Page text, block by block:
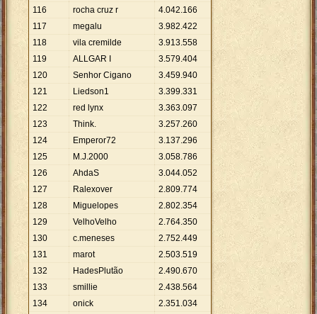
116
rocha cruz r 4.042.166
117
megalu 3.982.422
118
vila cremilde 3.913.558
119
ALLGAR I 3.579.404
120
Senhor Cigano 3.459.940
121
Liedson1 3.399.331
122
red lynx 3.363.097
123
Think. 3.257.260
124
Emperor72 3.137.296
125
M.J.2000 3.058.786
126
AhdaS 3.044.052
127
Ralexover 2.809.774
128
Miguelopes 2.802.354
129
VelhoVelho 2.764.350
130
c.meneses 2.752.449
131
marot 2.503.519
132
HadesPlutão 2.490.670
133
smillie 2.438.564
134
onick 2.351.034